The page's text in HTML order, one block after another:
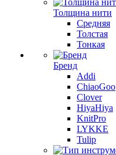
Толщина нити
Средняя
Толстая
Тонкая
Бренд
Addi
ChiaoGoo
Clover
HiyaHiya
KnitPro
LYKKE
Tulip